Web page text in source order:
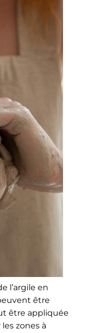
l’argile en
être
être appliquée
zones à